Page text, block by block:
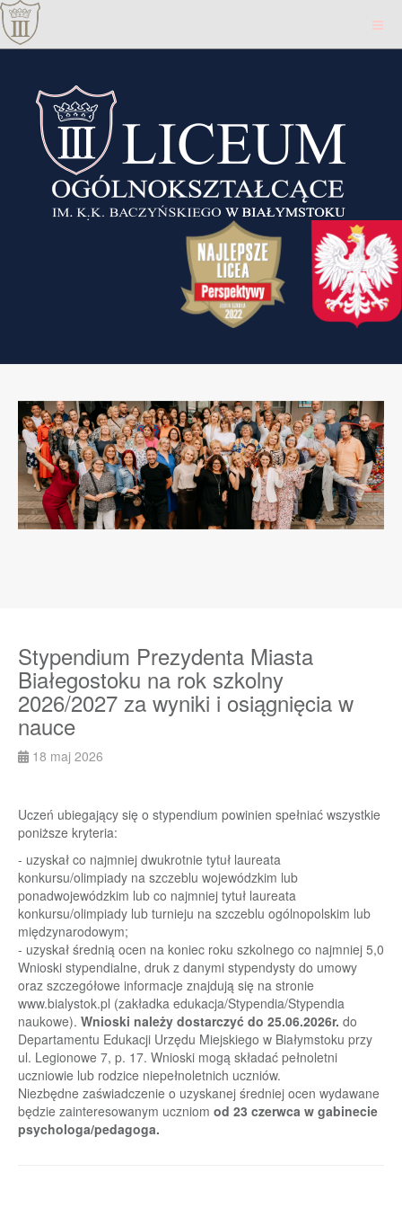
Stypendium Prezydenta Miasta
Białegostoku na rok szkolny
2026/2027 za wyniki i osiągnięcia w
nauce
18 maj 2026
Uczeń ubiegający się o stypendium powinien spełniać wszystkie
poniższe kryteria:
- uzyskał co najmniej dwukrotnie tytuł laureata
konkursu/olimpiady na szczeblu wojewódzkim lub
ponadwojewódzkim lub co najmniej tytuł laureata
konkursu/olimpiady lub turnieju na szczeblu ogólnopolskim lub
międzynarodowym;
- uzyskał średnią ocen na koniec roku szkolnego co najmniej 5,0
Wnioski stypendialne, druk z danymi stypendysty do umowy
oraz szczegółowe informacje znajdują się na stronie
www.bialystok.pl (zakładka edukacja/Stypendia/Stypendia
naukowe). Wnioski należy dostarczyć do 25.06.2026r. do
Departamentu Edukacji Urzędu Miejskiego w Białymstoku przy
ul. Legionowe 7, p. 17. Wnioski mogą składać pełnoletni
uczniowie lub rodzice niepełnoletnich uczniów.
Niezbędne zaświadczenie o uzyskanej średniej ocen wydawane
będzie zainteresowanym uczniom od 23 czerwca w gabinecie
psychologa/pedagoga.